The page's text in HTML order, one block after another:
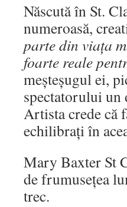
Născută în St.
numeroasă,
parte din viața
foarte reale
meșteșugul ei,
spectatorului un
Artista crede că
echilibrați în
Mary Baxter St
de frumusețea
trec.